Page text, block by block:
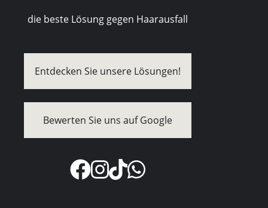
die beste Lösung gegen Haarausfall
Entdecken Sie unsere Lösungen!
Bewerten Sie uns auf Google